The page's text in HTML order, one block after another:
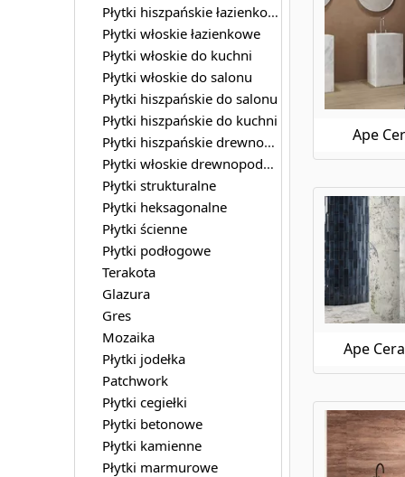
Ape
Ape
Płytki hiszpańskie łazienkowe
Płytki włoskie łazienkowe
Płytki włoskie do kuchni
Płytki włoskie do salonu
Płytki hiszpańskie do salonu
Płytki hiszpańskie do kuchni
Płytki hiszpańskie drewnopodobne
Płytki włoskie drewnopodobne
Płytki strukturalne
Płytki heksagonalne
Płytki ścienne
Płytki podłogowe
Terakota
Glazura
Gres
Mozaika
Płytki jodełka
Patchwork
Płytki cegiełki
Płytki betonowe
Płytki kamienne
Płytki marmurowe